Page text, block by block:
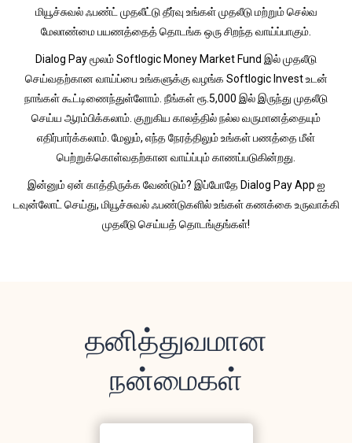
மியூச்சுவல் ஃபண்ட் முதலீட்டு தீர்வு உங்கள் முதலீடு மற்றும் செல்வ
மேலாண்மை பயணத்தைத் தொடங்க ஒரு சிறந்த வாய்ப்பாகும்.
Dialog Pay மூலம் Softlogic Money Market Fund இல் முதலீடு
செய்வதற்கான வாய்ப்பை உங்களுக்கு வழங்க Softlogic Invest உடன்
நாங்கள் கூட்டிணைந்துள்ளோம். நீங்கள் ரூ.5,000 இல் இருந்து முதலீடு
செய்ய ஆரம்பிக்கலாம். குறுகிய காலத்தில் நல்ல வருமானத்தையும்
எதிர்பார்க்கலாம். மேலும், எந்த நேரத்திலும் உங்கள் பணத்தை மீள்
பெற்றுக்கொள்வதற்கான வாய்ப்பும் காணப்படுகின்றது.
இன்னும் ஏன் காத்திருக்க வேண்டும்? இப்போதே Dialog Pay App ஐ
டவுன்லோட் செய்து, மியூச்சுவல் ஃபண்டுகளில் உங்கள் கணக்கை உருவாக்கி
முதலீடு செய்யத் தொடங்குங்கள்!
தனித்துவமான
நன்மைகள்